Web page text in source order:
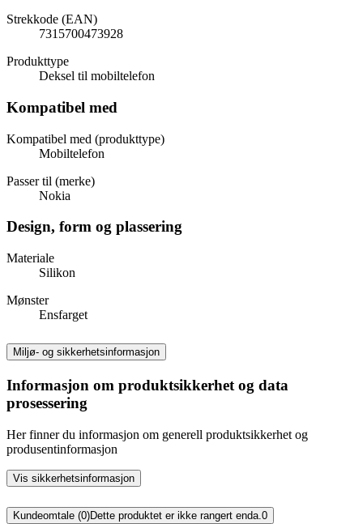
Strekkode (EAN)
7315700473928
Produkttype
Deksel til mobiltelefon
Kompatibel med
Kompatibel med (produkttype)
Mobiltelefon
Passer til (merke)
Nokia
Design, form og plassering
Materiale
Silikon
Mønster
Ensfarget
Miljø- og sikkerhetsinformasjon
Informasjon om produktsikkerhet og data
prosessering
Her finner du informasjon om generell produktsikkerhet og
produsentinformasjon
Vis sikkerhetsinformasjon
Kundeomtale (0)Dette produktet er ikke rangert enda.0